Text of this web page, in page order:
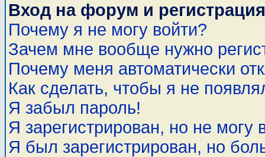
Вход на форум и регистрация
Почему я не могу войти?
Зачем мне вообще нужно
Почему меня автоматически
Как сделать, чтобы я не
Я забыл пароль!
Я зарегистрирован, но не могу
Я был зарегистрирован, но